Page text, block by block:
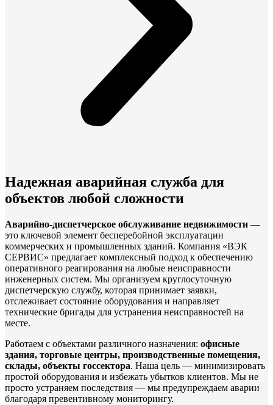
Надежная аварийная служба для
объектов любой сложности
Аварийно-диспетчерское обслуживание недвижимости —
это ключевой элемент бесперебойной эксплуатации
коммерческих и промышленных зданий. Компания «ВЭК
СЕРВИС» предлагает комплексный подход к обеспечению
оперативного реагирования на любые неисправности
инженерных систем. Мы организуем круглосуточную
диспетчерскую службу, которая принимает заявки,
отслеживает состояние оборудования и направляет
технические бригады для устранения неисправностей на
месте.
Работаем с объектами различного назначения: офисные
здания, торговые центры, производственные помещения,
склады, объекты госсектора. Наша цель — минимизировать
простой оборудования и избежать убытков клиентов. Мы не
просто устраняем последствия — мы предупреждаем аварии
благодаря превентивному мониторингу.